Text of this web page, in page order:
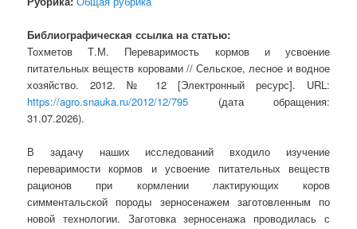
Библиографическая ссылка на статью:
Тохметов Т.М. Переваримость кормов и усвоение
питательных веществ коровами // Сельское, лесное и водное
хозяйство. 2012. № 12 [Электронный ресурс]. URL:
https://agro.snauka.ru/2012/12/795 (дата обращения:
31.07.2026).
В задачу наших исследований входило изучение
переваримости кормов и усвоение питательных веществ
рационов при кормлении лактирующих коров
симментальской породы зерносенажем заготовленным по
новой технологии. Заготовка зерносенажа проводилась с